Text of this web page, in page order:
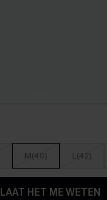
M(40) L(42)
LAAT HET ME WETEN